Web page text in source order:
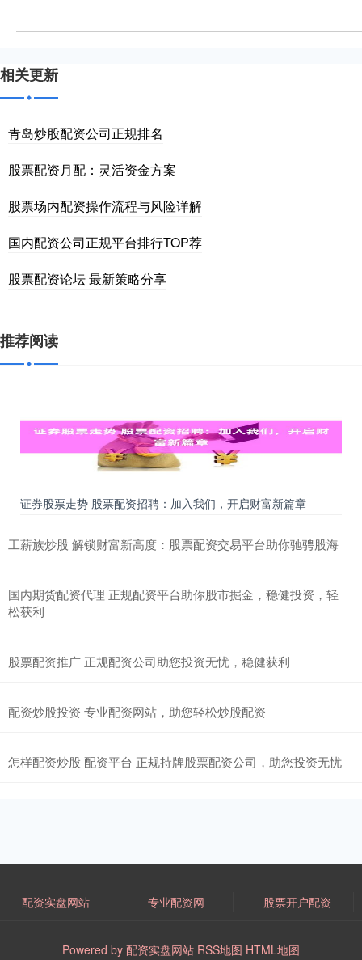
相关更新
青岛炒股配资公司正规排名
股票配资月配：灵活资金方案
股票场内配资操作流程与风险详解
国内配资公司正规平台排行TOP荐
股票配资论坛 最新策略分享
推荐阅读
证券股票走势 股票配资招聘：加入我们，开启财富新篇章
工薪族炒股 解锁财富新高度：股票配资交易平台助你驰骋股海
国内期货配资代理 正规配资平台助你股市掘金，稳健投资，轻
松获利
股票配资推广 正规配资公司助您投资无忧，稳健获利
配资炒股投资 专业配资网站，助您轻松炒股配资
怎样配资炒股 配资平台 正规持牌股票配资公司，助您投资无忧
配资实盘网站 专业配资网 股票开户配资
Powered by 配资实盘网站 RSS地图 HTML地图